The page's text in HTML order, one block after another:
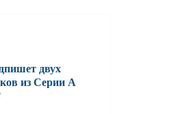
двух
из Серии A